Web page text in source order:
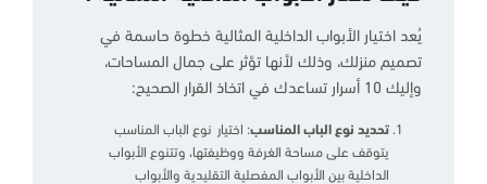
يُعد اختيار الأبواب الداخلية المثالية خطوة حاسمة في
تصميم منزلك، وذلك لأنها تؤثر على جمال المساحات،
وإليك 10 أسرار تساعدك في اتخاذ القرار الصحيح:
تحديد نوع الباب المناسب: اختيار نوع الباب المناسب
يتوقف على مساحة الغرفة ووظيفتها، وتتنوع الأبواب
الداخلية بين الأبواب المفصلية التقليدية والأبواب